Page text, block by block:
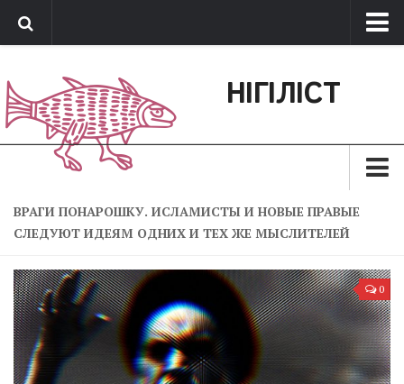
Обратная связь
Поддержать сайт
НІГІЛІСТ
Зараз
Минуле
Позиція
Дії
Belles lettres
Агітатор
ВРАГИ ПОНАРОШКУ. ИСЛАМИСТЫ И НОВЫЕ ПРАВЫЕ
СЛЕДУЮТ ИДЕЯМ ОДНИХ И ТЕХ ЖЕ МЫСЛИТЕЛЕЙ
0